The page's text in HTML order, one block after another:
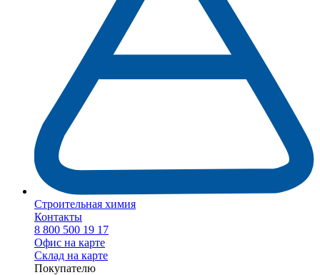
Строительная химия
Контакты
8 800 500 19 17
Офис на карте
Склад на карте
Покупателю